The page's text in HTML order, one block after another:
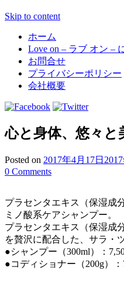
Skip to content
ホーム
Love on – ラブ オン –
お問合せ
プライバシーポリシー
会社概要
心と身体、悠々と
Posted on 2017年4月17日
0 Comments
プラセンタエキス（保湿成
ミノ酸系ケアシャンプー。
プラセンタエキス（保湿成
を贅沢に配合した、サラ・
●シャンプー（300ml）：
●コディショナー（200g）：